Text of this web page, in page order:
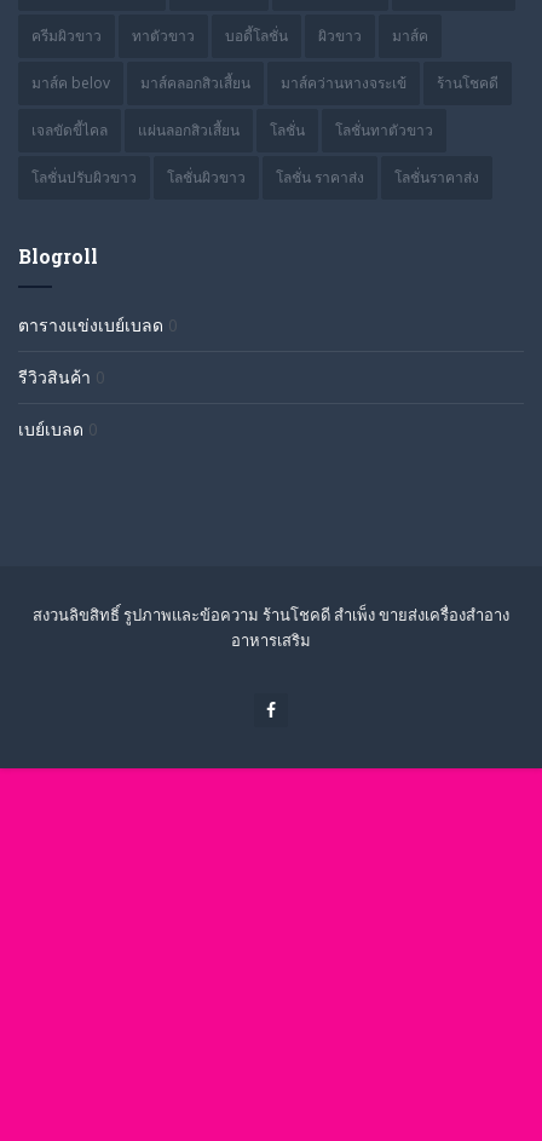
ครีมผิวขาว ทาตัวขาว บอดี้โลชั่น ผิวขาว มาส์ค
มาส์ค belov มาส์คลอกสิวเสี้ยน มาส์คว่านหางจระเข้ ร้านโชคดี
เจลขัดขี้ไคล แผ่นลอกสิวเสี้ยน โลชั่น โลชั่นทาตัวขาว
โลชั่นปรับผิวขาว โลชั่นผิวขาว โลชั่น ราคาส่ง โลชั่นราคาส่ง
Blogroll
ตารางแข่งเบย์เบลด 0
รีวิวสินค้า 0
เบย์เบลด 0
สงวนลิขสิทธิ์ รูปภาพและข้อความ ร้านโชคดี สำเพ็ง ขายส่งเครื่องสำอาง
อาหารเสริม